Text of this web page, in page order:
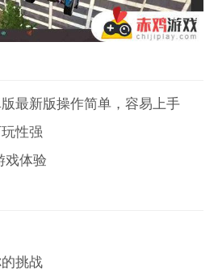
最新版操作简单，容易上手
性强
戏体验
挑战